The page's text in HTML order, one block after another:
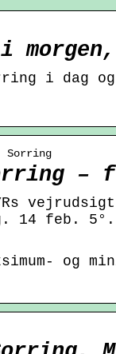
i dag og
–
14 feb.
og